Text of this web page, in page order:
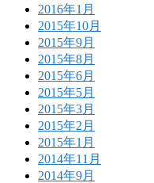
2016年1月
2015年10月
2015年9月
2015年8月
2015年6月
2015年5月
2015年3月
2015年2月
2015年1月
2014年11月
2014年9月